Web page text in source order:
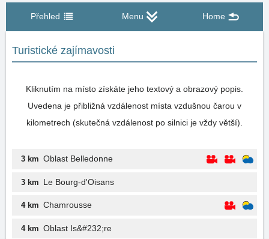
Přehled Menu Home
Turistické zajímavosti
Kliknutím na místo získáte jeho textový a obrazový popis.
Uvedena je přibližná vzdálenost místa vzdušnou čarou v
kilometrech (skutečná vzdálenost po silnici je vždy větší).
3 km Oblast Belledonne
3 km Le Bourg-d'Oisans
4 km Chamrousse
4 km Oblast Is&#232;re